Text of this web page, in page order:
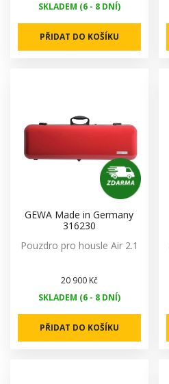
SKLADEM (6 - 8 DNÍ)
PŘIDAT DO KOŠÍKU
GEWA Made in Germany
316230
Pouzdro pro housle Air 2.1
20 900 Kč
SKLADEM (6 - 8 DNÍ)
PŘIDAT DO KOŠÍKU